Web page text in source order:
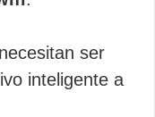
necesitan ser
inteligente a